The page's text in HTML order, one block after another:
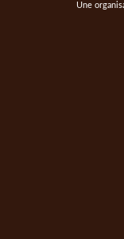
Une